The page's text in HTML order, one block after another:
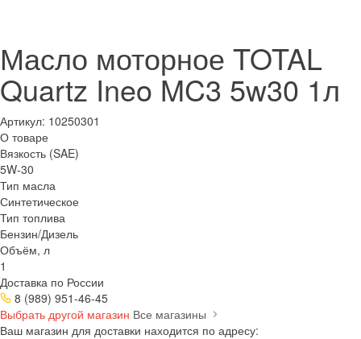
Масло моторное TOTAL
Quartz Ineo MC3 5w30 1л
Артикул: 10250301
О товаре
Вязкость (SAE)
5W-30
Тип масла
Синтетическое
Тип топлива
Бензин/Дизель
Объём, л
1
Доставка по России
8 (989) 951-46-45
Выбрать другой магазин Все магазины
Ваш магазин для доставки находится по адресу: